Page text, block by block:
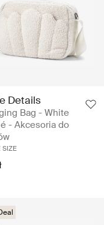
Details
Bag - White
- Akcesoria do
SIZE